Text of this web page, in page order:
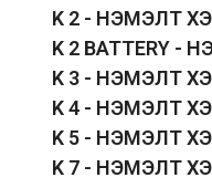
K 2 - НЭМЭЛТ
K 2 BATTERY -
K 3 - НЭМЭЛТ
K 4 - НЭМЭЛТ
K 5 - НЭМЭЛТ
K 7 - НЭМЭЛТ